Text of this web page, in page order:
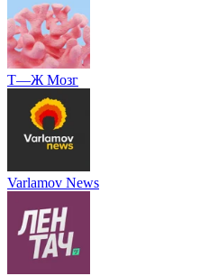
Т—Ж Мозг
Varlamov News